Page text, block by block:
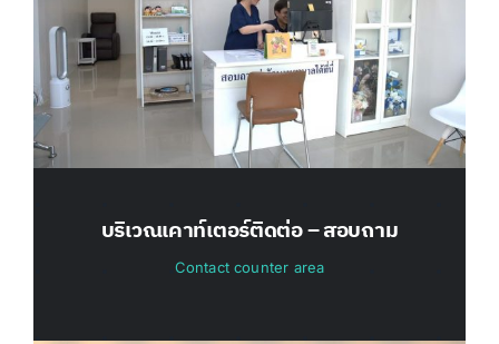
บริเวณเคาท์เตอร์ติดต่อ – สอบถาม
Contact counter area